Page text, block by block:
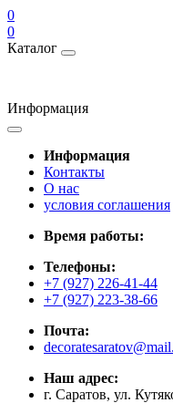
0
0
Каталог
Информация
Информация
Контакты
О нас
условия соглашения
Время работы:
Телефоны:
+7 (927) 226-41-44
+7 (927) 223-38-66
Почта:
Наш адрес:
г. Саратов, ул.